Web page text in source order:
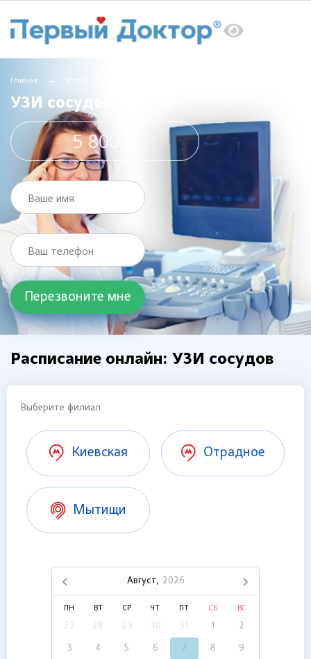
Главная Услуги
УЗИ сосудов
5 800 ₽
Ваше имя
Ваш телефон
Расписание онлайн: УЗИ сосудов
Выберите филиал
Киевская Отрадное
Мытищи
Август, 2026
ПН ВТ СР ЧТ СБ ВС
27 28 29 30 31 1 2
3 4 5 6 7 8 9